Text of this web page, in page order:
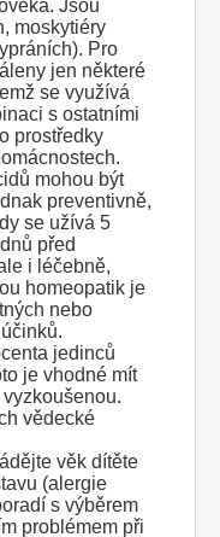
Jsou
moskytiéry
Pro
jen některé
se využívá
s ostatními
prostředky
mohou být
preventivně,
se užívá 5
před
i léčebně,
homeopatik je
nebo
jedinců
je vhodné mít
vědecké
věk dítěte
(alergie
s výběrem
problémem při